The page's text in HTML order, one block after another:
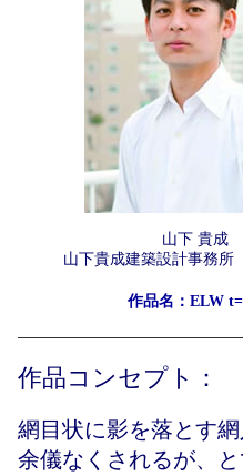
山下 貴成
山下貴成建築設計事務
作品名：ELW
作品コンセプト：
網目状に影を落とす
余儀なくされるが、